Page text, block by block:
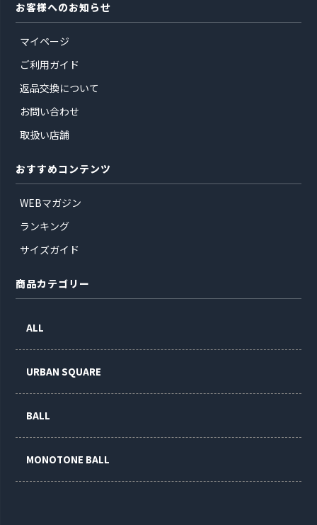
お客様へのお知らせ
マイページ
ご利用ガイド
返品交換について
お問い合わせ
取扱い店舗
おすすめコンテンツ
WEBマガジン
ランキング
サイズガイド
商品カテゴリー
ALL
URBAN SQUARE
BALL
MONOTONE BALL